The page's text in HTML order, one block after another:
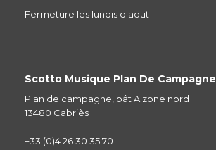
Fermeture les lundis d'aout
Scotto Musique Plan De Campagne
Plan de campagne, bât A zone nord
13480 Cabriès
+33 (0)4 26 30 35 70